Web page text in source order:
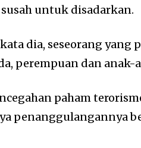
untuk disadarkan.
dia, seseorang
perempuan dan anak-
paham
penanggulangannya